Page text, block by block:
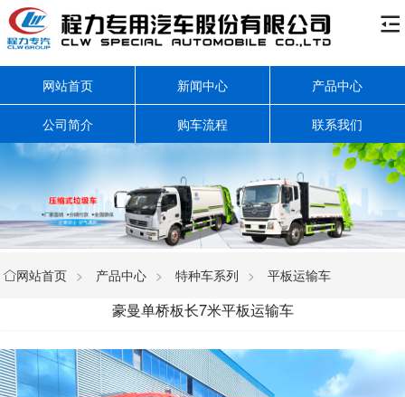

网站首页 新闻中心 产品中心
公司简介 购车流程 联系我们
网站首页 > 产品中心 > 特种车系列 > 平板运输车
豪曼单桥板长7米平板运输车